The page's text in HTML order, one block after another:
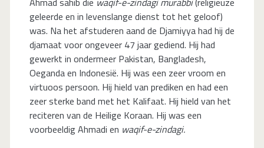
geleerde en in levenslange dienst tot het geloof)
was. Na het afstuderen aand de Djamiyya had hij de
djamaat voor ongeveer 47 jaar gediend. Hij had
gewerkt in ondermeer Pakistan, Bangladesh,
Oeganda en Indonesië. Hij was een zeer vroom en
virtuoos persoon. Hij hield van prediken en had een
zeer sterke band met het Kalifaat. Hij hield van het
reciteren van de Heilige Koraan. Hij was een
voorbeeldig Ahmadi en waqif-e-zindagi.